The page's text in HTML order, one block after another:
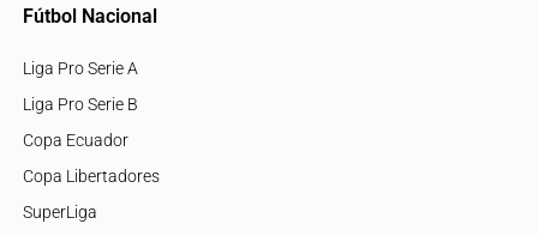
Fútbol Nacional
Liga Pro Serie A
Liga Pro Serie B
Copa Ecuador
Copa Libertadores
SuperLiga